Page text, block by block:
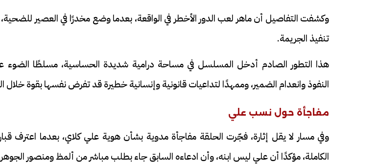
وكشفت التفاصيل أن ماهر لعب الدور الأخطر في الواقعة، بعدما وضع مخدرًا في العصير
تنفيذ الجريمة.
هذا التطور الصادم أدخل المسلسل في مساحة درامية شديدة الحساسية، مسلطًا الضوء
النفوذ وانعدام الضمير، وممهدًا لتداعيات قانونية وإنسانية خطيرة قد تفرض نفسها بقوة خلال
مفاجأة حول نسب علي
وفي مسار لا يقل إثارة، فجّرت الحلقة مفاجأة مدوية بشأن هوية علي كلاي، بعدما اعترف
الكاملة، مؤكدًا أن علي ليس ابنه، وأن ادعاءه السابق جاء بطلب مباشر من ألمظ ومنصور